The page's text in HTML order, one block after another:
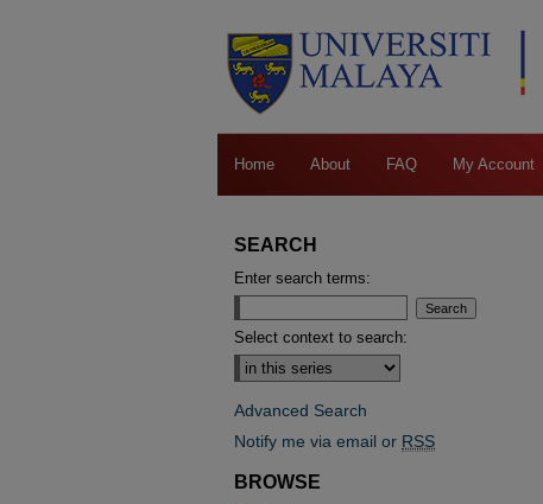
Home About FAQ My Account
SEARCH
Enter search terms:
Select context to search:
Advanced Search
Notify me via email or RSS
BROWSE